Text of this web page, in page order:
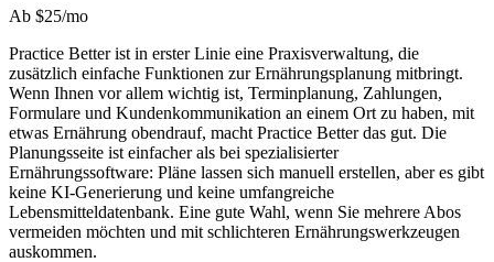
Ab $25/mo
Practice Better ist in erster Linie eine Praxisverwaltung, die
zusätzlich einfache Funktionen zur Ernährungsplanung mitbringt.
Wenn Ihnen vor allem wichtig ist, Terminplanung, Zahlungen,
Formulare und Kundenkommunikation an einem Ort zu haben, mit
etwas Ernährung obendrauf, macht Practice Better das gut. Die
Planungsseite ist einfacher als bei spezialisierter
Ernährungssoftware: Pläne lassen sich manuell erstellen, aber es gibt
keine KI-Generierung und keine umfangreiche
Lebensmitteldatenbank. Eine gute Wahl, wenn Sie mehrere Abos
vermeiden möchten und mit schlichteren Ernährungswerkzeugen
auskommen.